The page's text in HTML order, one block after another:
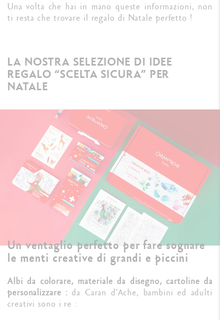
Una volta che hai in mano queste informazioni, non
ti resta che trovare il regalo di Natale perfetto !
LA NOSTRA SELEZIONE DI IDEE
REGALO “SCELTA SICURA” PER
NATALE
Un ventaglio perfetto per fare sognare
le menti creative di grandi e piccini
Albi da colorare, materiale da disegno, cartoline da
personalizzare : da Caran d’Ache, bambini ed adulti
creativi sono i re :